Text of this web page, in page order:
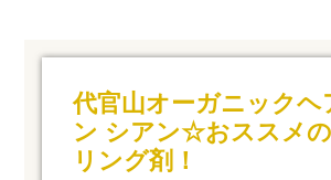
代官山オーガニックヘ
ン シアン☆おススメ
リング剤！